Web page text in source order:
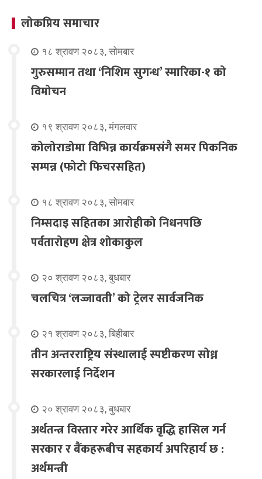
लोकप्रिय समाचार
१८ श्रावण २०८३, सोमबार
गुरुसम्मान तथा ‘निशिम सुगन्ध’ स्मारिका-१ को
विमोचन
१९ श्रावण २०८३, मंगलवार
कोलोराडोमा विभिन्न कार्यक्रमसंगै समर पिकनिक
सम्पन्न (फोटो फिचरसहित)
१८ श्रावण २०८३, सोमबार
निम्सदाइ सहितका आरोहीको निधनपछि
पर्वतारोहण क्षेत्र शोकाकुल
२० श्रावण २०८३, बुधबार
चलचित्र ‘लज्जावती’ को ट्रेलर सार्वजनिक
२१ श्रावण २०८३, बिहीबार
तीन अन्तरराष्ट्रिय संस्थालाई स्पष्टीकरण सोध्न
सरकारलाई निर्देशन
२० श्रावण २०८३, बुधबार
अर्थतन्त्र विस्तार गरेर आर्थिक वृद्धि हासिल गर्न
सरकार र बैंकहरूबीच सहकार्य अपरिहार्य छ :
अर्थमन्त्री